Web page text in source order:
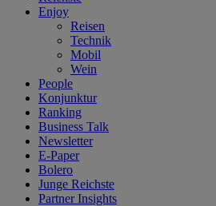
Enjoy
Reisen
Technik
Mobil
Wein
People
Konjunktur
Ranking
Business Talk
Newsletter
E-Paper
Bolero
Junge Reichste
Partner Insights